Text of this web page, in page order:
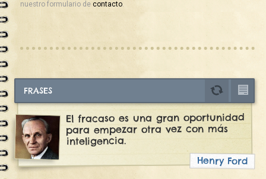
nuestro formulario decontacto.
FRASES
El fracaso es una gran oportunidad
para empezar otra vez con más
inteligencia.
Henry Ford